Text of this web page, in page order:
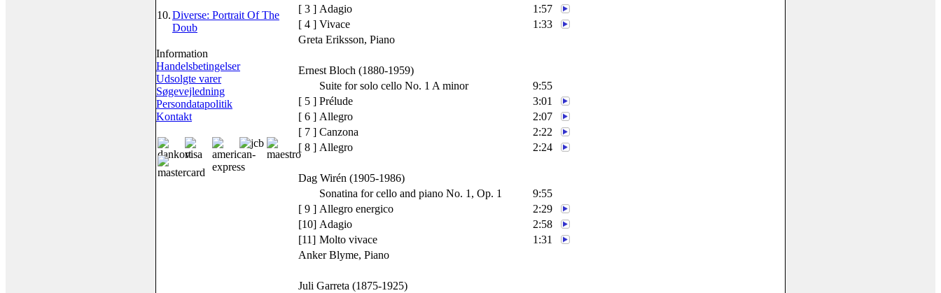
10.Diverse: Portrait Of The
Doub
Information
Handelsbetingelser
Udsolgte varer
Søgevejledning
Persondatapolitik
Kontakt
[ 3 ] Adagio
1:57
[ 4 ] Vivace
1:33
Greta Eriksson, Piano
Ernest Bloch (1880-1959)
Suite for solo cello No. 1 A minor
9:55
[ 5 ] Prélude
3:01
[ 6 ] Allegro
2:07
[ 7 ] Canzona
2:22
[ 8 ] Allegro 2:24
Dag Wirén (1905-1986)
Sonatina for cello and piano No. 1 , Op. 1
9:55
[ 9 ] Allegro energico
2:29
[10] Adagio
2:58
[11] Molto vivace
1:31
Anker Blyme, Piano
Juli Garreta (1875-1925)